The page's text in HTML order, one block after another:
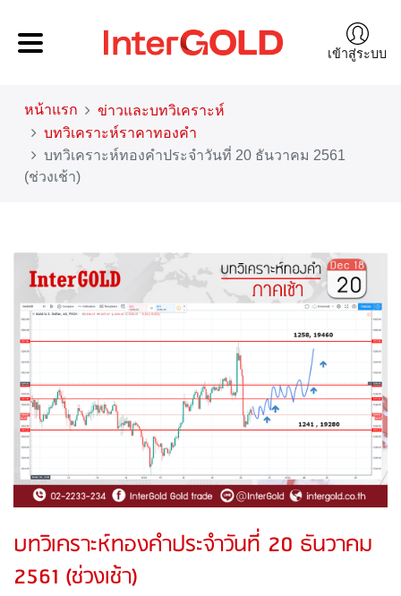
เข้าสู่ระบบ
หน้าแรก
ข่าวและบทวิเคราะห์
บทวิเคราะห์ราคาทองคำ
บทวิเคราะห์ทองคำประจำวันที่ 20 ธันวาคม 2561
(ช่วงเช้า)
บทวิเคราะห์ทองคำประจำวันที่ 20 ธันวาคม
2561 (ช่วงเช้า)